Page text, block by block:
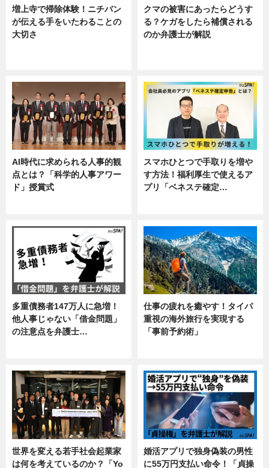
増上寺で掃除体験！ニチバン
が伝える手をいたわることの
大切さ
クマの被害にあったらどうす
る？ケガをしたら補償される
のか弁護士が解説
AI時代に求められる人事的観
点とは？「科学的人事アワー
ド」授賞式
スマホひとつで手取りを増や
す方法！福利厚生で使えるア
プリ「ベネステ確定…
多重債務者147万人に急増！
他人事じゃない「借金問題」
の注意点を弁護士…
仕事の疲れを癒やす！タイパ
重視の海外旅行を実現する
「事前予約術」
世界を変える若手社会起業家
は何を考えているのか？「Yo
婚活アプリで独身偽装の男性
に55万円支払い命令！「貞操